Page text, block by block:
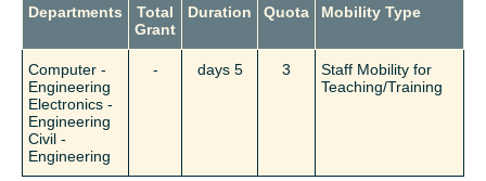
Mobility Type
Quota
Duration
Total
Grant
Departments
Staff Mobility for
Teaching/Training
3
5 days
-
- Computer
Engineering
- Electronics
Engineering
- Civil
Engineering